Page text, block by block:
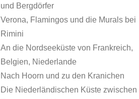
und Bergdörfer
Verona, Flamingos und die Murals bei
Rimini
An die Nordseeküste von Frankreich,
Belgien, Niederlande
Nach Hoorn und zu den Kranichen
Die Niederländischen Küste zwischen